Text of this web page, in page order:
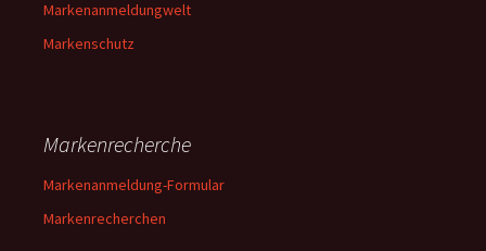
Markenanmeldungwelt
Markenschutz
Markenrecherche
Markenanmeldung-Formular
Markenrecherchen